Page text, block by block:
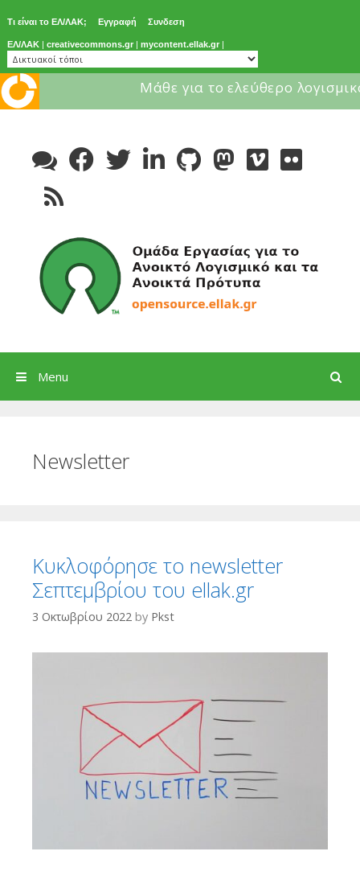
Τι είναι το ΕΛ/ΛΑΚ; Εγγραφή Συνδεση
ΕΛ/ΛΑΚ | creativecommons.gr | mycontent.ellak.gr |
Μάθε για το ελεύθερο
content
Search
Menu
Newsletter
Κυκλοφόρησε το newsletter
Σεπτεμβρίου του ellak.gr
3 Οκτωβρίου 2022 by Pkst